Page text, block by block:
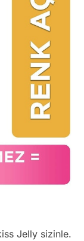
Jelly sizinle.